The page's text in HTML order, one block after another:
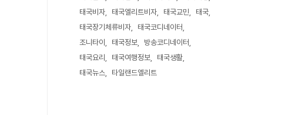
태국비자
태국엘리트비자 태국교민
태국
태국장기체류비자
태국코디네이터
조니타이
태국정보
방송코디네이터
태국요리
태국여행정보
태국생활
태국뉴스
타일랜드엘리트